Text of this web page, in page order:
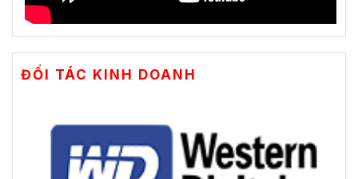
ĐỐI TÁC KINH DOANH